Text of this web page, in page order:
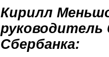
Кирилл
руководитель
Сбербанка: